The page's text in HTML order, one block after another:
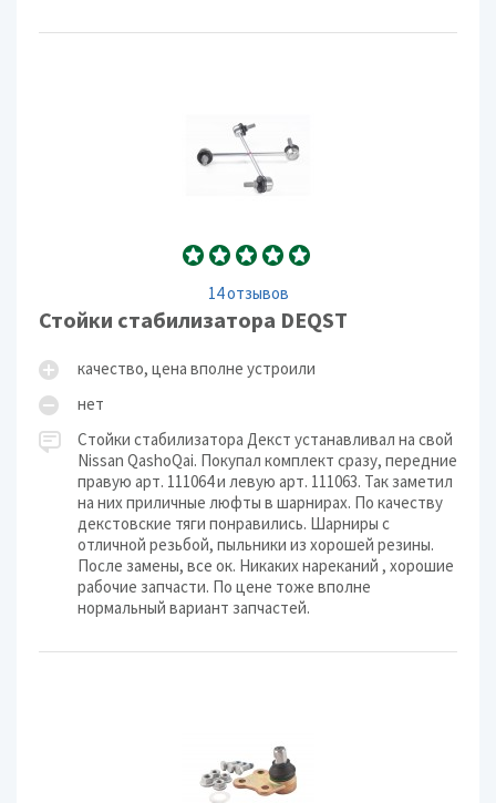
14 отзывов
Стойки стабилизатора DEQST
качество, цена вполне устроили
нет
Стойки стабилизатора Декст устанавливал на свой
Nissan QashoQai. Покупал комплект сразу, передние
правую арт. 111064 и левую арт. 111063. Так заметил
на них приличные люфты в шарнирах. По качеству
декстовские тяги понравились. Шарниры с
отличной резьбой, пыльники из хорошей резины.
После замены, все ок. Никаких нареканий , хорошие
рабочие запчасти. По цене тоже вполне
нормальный вариант запчастей.